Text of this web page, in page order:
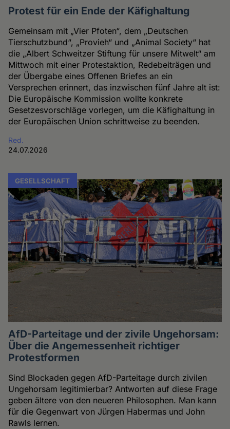
Protest für ein Ende der Käfighaltung
Gemeinsam mit „Vier Pfoten“, dem „Deutschen
Tierschutzbund“, „Provieh“ und „Animal Society“ hat
die „Albert Schweitzer Stiftung für unsere Mitwelt“ am
Mittwoch mit einer Protestaktion, Redebeiträgen und
der Übergabe eines Offenen Briefes an ein
Versprechen erinnert, das inzwischen fünf Jahre alt ist:
Die Europäische Kommission wollte konkrete
Gesetzesvorschläge vorlegen, um die Käfighaltung in
der Europäischen Union schrittweise zu beenden.
Red.
24.07.2026
GESELLSCHAFT
AfD-Parteitage und der zivile Ungehorsam:
Über die Angemessenheit richtiger
Protestformen
Sind Blockaden gegen AfD-Parteitage durch zivilen
Ungehorsam legitimierbar? Antworten auf diese Frage
geben ältere von den neueren Philosophen. Man kann
für die Gegenwart von Jürgen Habermas und John
Rawls lernen.